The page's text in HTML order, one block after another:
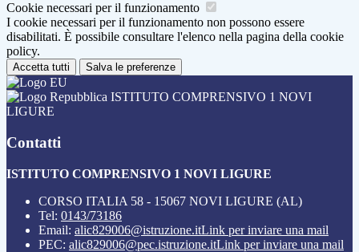
Cookie necessari per il funzionamento
I cookie necessari per il funzionamento non possono essere
disabilitati. È possibile consultare l'elenco nella pagina della cookie
policy.
Accetta tutti Salva le preferenze
ISTITUTO COMPRENSIVO 1 NOVI
LIGURE
Contatti
ISTITUTO COMPRENSIVO 1 NOVI LIGURE
CORSO ITALIA 58 - 15067 NOVI LIGURE (AL)
Tel: 0143/73186
Email: alic829006@istruzione.itLink per inviare una mail
PEC: alic829006@pec.istruzione.itLink per inviare una mail